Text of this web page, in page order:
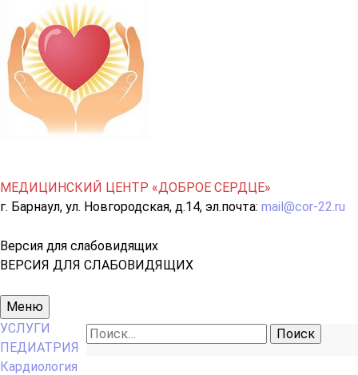
МЕДИЦИНСКИЙ ЦЕНТР «ДОБРОЕ СЕРДЦЕ»
г. Барнаул, ул. Новгородская, д.14, эл.почта: mail@cor-22.ru
Версия для слабовидящих
ВЕРСИЯ ДЛЯ СЛАБОВИДЯЩИХ
Основное
меню
Меню
Найти:
УСЛУГИ
ПЕДИАТРИЯ
Кардиология